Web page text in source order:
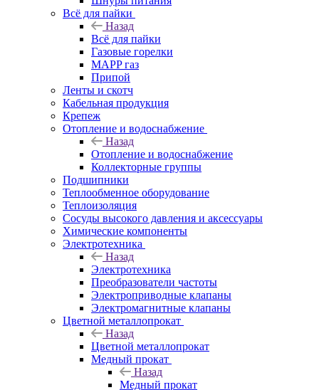
Всё для пайки
Назад
Всё для пайки
Газовые горелки
MAPP газ
Припой
Ленты и скотч
Кабельная продукция
Крепеж
Отопление и водоснабжение
Назад
Отопление и водоснабжение
Коллекторные группы
Подшипники
Теплообменное оборудование
Теплоизоляция
Сосуды высокого давления и аксессуары
Химические компоненты
Электротехника
Назад
Электротехника
Преобразователи частоты
Электроприводные клапаны
Электромагнитные клапаны
Цветной металлопрокат
Назад
Цветной металлопрокат
Медный прокат
Назад
Медный прокат